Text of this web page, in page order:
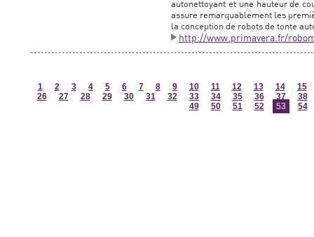
autonettoyant et une hauteur de
assure remarquablement les
la conception de robots de tonte
http://www.primavera.fr/
1 2 3 4 5 6 7 8 9 10 11 12 13 14
15
26
27 28 29 30 31 32 33 34 35 36 37
38
49
50 51 52 53 54